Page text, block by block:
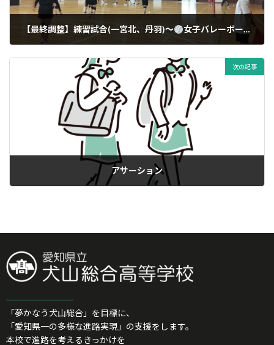
【最終調整】練習試合(一宮北、丹羽)〜 女子バレーボール
次の記事
アサーション
「夢かなう犬山総合」を目標に、
「愛知県一の多様な進路実現」の支援をします。
本校で進路を考えるきっかけを